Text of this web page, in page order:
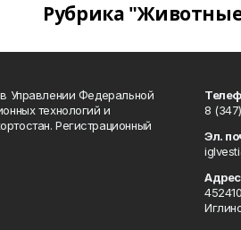
Рубрика
Управлении Федеральной
технологий и
Регистрационный
8
Эл.
Адрес